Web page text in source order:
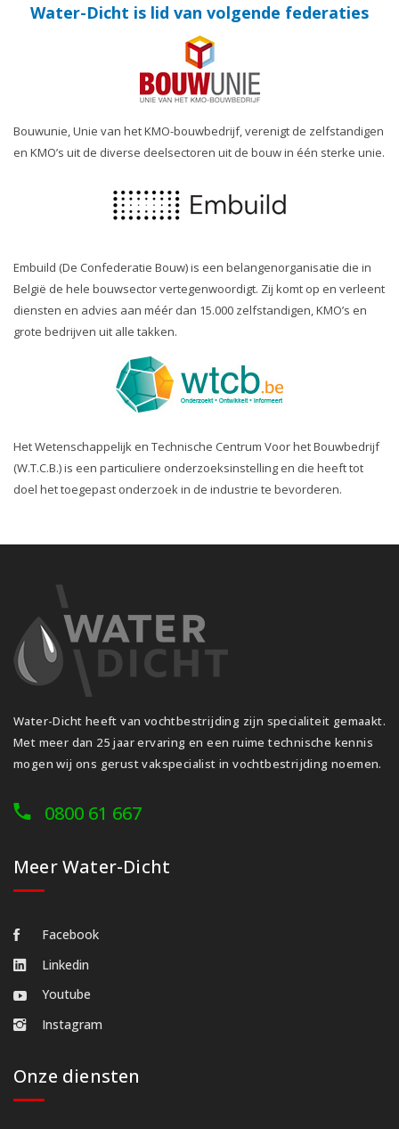
Water-Dicht is lid van volgende federaties
Bouwunie, Unie van het KMO-bouwbedrijf, verenigt de zelfstandigen
en KMO’s uit de diverse deelsectoren uit de bouw in één sterke unie.
Embuild (De Confederatie Bouw) is een belangenorganisatie die in
België de hele bouwsector vertegenwoordigt. Zij komt op en verleent
diensten en advies aan méér dan 15.000 zelfstandigen, KMO’s en
grote bedrijven uit alle takken.
Het Wetenschappelijk en Technische Centrum Voor het Bouwbedrijf
(W.T.C.B.) is een particuliere onderzoeksinstelling en die heeft tot
doel het toegepast onderzoek in de industrie te bevorderen.
Water-Dicht heeft van vochtbestrijding zijn specialiteit gemaakt.
Met meer dan 25 jaar ervaring en een ruime technische kennis
mogen wij ons gerust vakspecialist in vochtbestrijding noemen.
0800 61 667
Meer Water-Dicht
Facebook
Linkedin
Youtube
Instagram
Onze diensten